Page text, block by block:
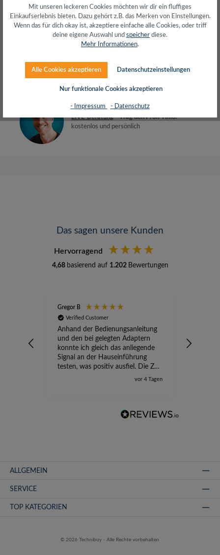
Beschreibung
LIVE-Beratung– Frag den Profi Timo!
kostenlos und persönlich
Das sagen unsere Kunden
Hervorragend
4,68 basierend auf 1.202 Bewertungen
Gregor B
Verified Customer
Anhand der Bedienungsanleitung
und den bei gelegten Adaptern
konnte ich gleich das anliegende
Signal an der Hauseinführung
testen, was positiv ausfiel. Die Zeit
der Ungewissheit ist jetzt vorbei,
vor 4 Tagen
ALLGEMEIN
SERVICE
TOP KATEGORIEN
© 2026 Technibuy - Alle Rechte vorbehalten.
Mit unseren leckeren Cookies möchten wir dir ein fluffiges
Einkaufserlebnis bieten. Dazu gehört z.B. das Merken von Einstellungen.
Wenn das für dich okay ist, akzeptiere einfache alle Cookies, oder triff
deine eigene Auswahl und speicher diese.
Mehr Informationen.
Alle Cookies akzeptieren Datenschutzeinstellungen
Nur funktionale Cookies akzeptieren
- Impressum - Datenschutz